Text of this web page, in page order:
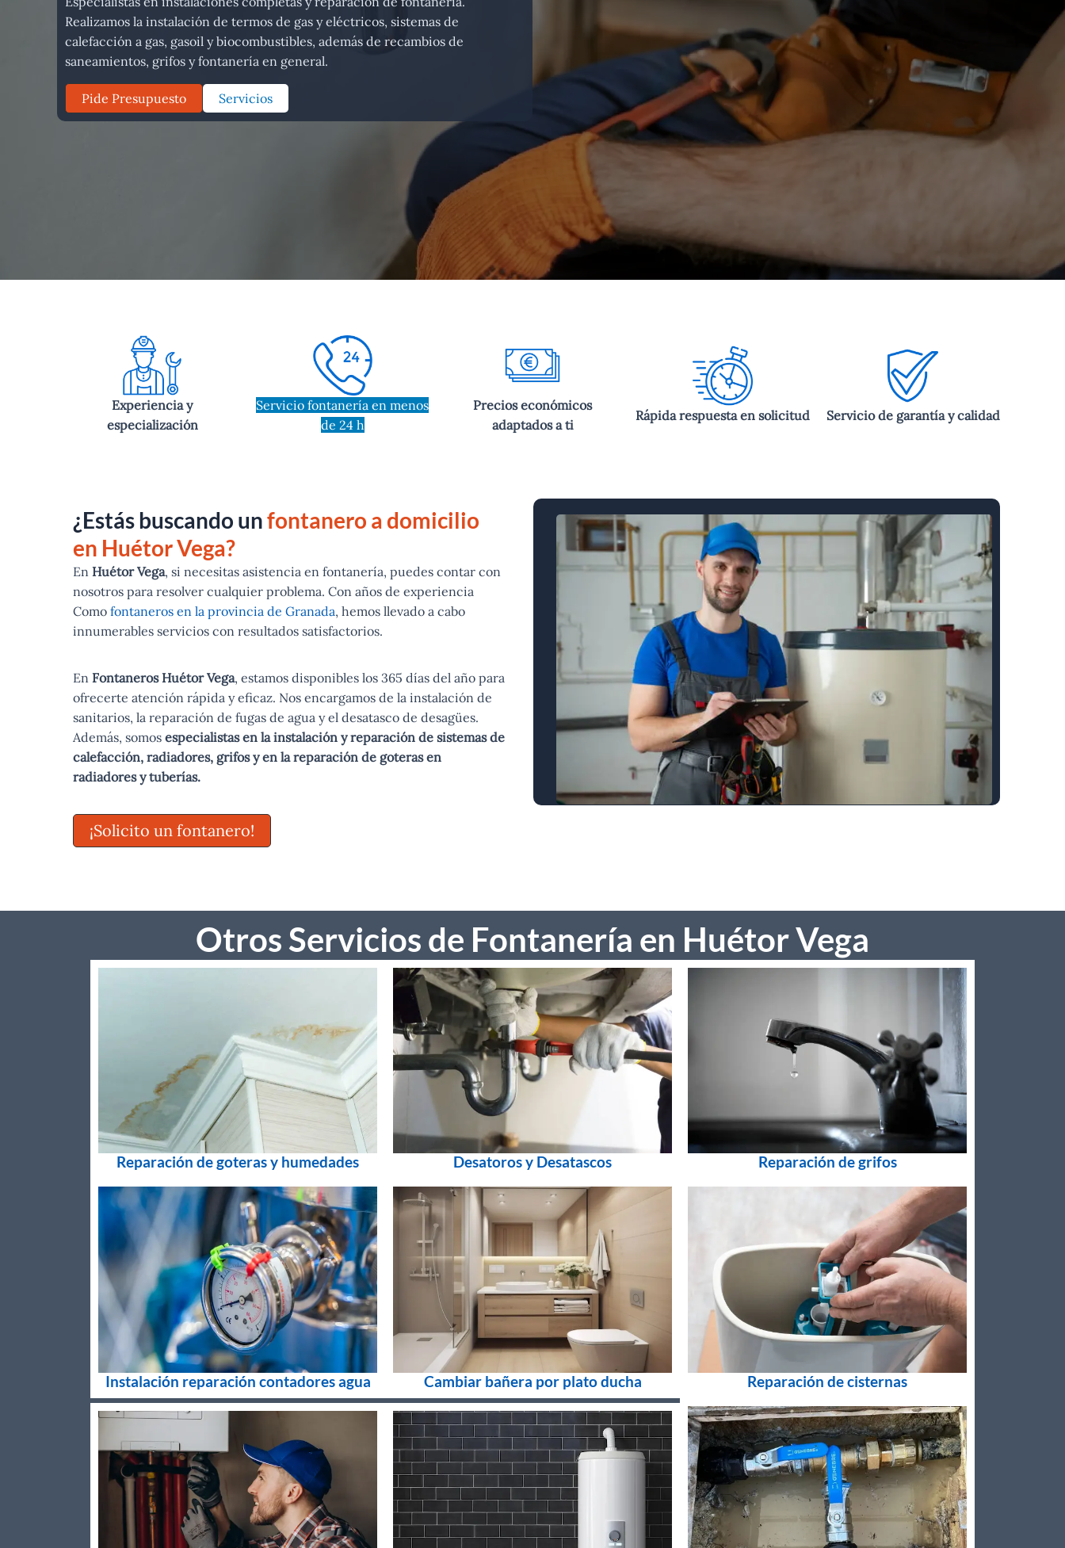
Realizamos la instalación de termos de gas y eléctricos, sistemas de
calefacción a gas, gasoil y biocombustibles, además de recambios de
saneamientos, grifos y fontanería en general.
Pide Presupuesto Servicios
Experiencia y
especialización
Servicio fontanería en menos
de 24 h
Precios económicos
adaptados a ti
Rápida respuesta en solicitud Servicio de garantía y calidad
¿Estás buscando unfontanero a domicilio
en Huétor Vega?
En Huétor Vega, si necesitas asistencia en fontanería, puedes contar con
nosotros para resolver cualquier problema. Con años de experiencia
Como fontaneros en la provincia de Granada, hemos llevado a cabo
innumerables servicios con resultados satisfactorios.
En Fontaneros Huétor Vega, estamos disponibles los 365 días del año para
ofrecerte atención rápida y eficaz. Nos encargamos de la instalación de
sanitarios, la reparación de fugas de agua y el desatasco de desagües.
Además, somos especialistas en la instalación y reparación de sistemas de
calefacción, radiadores, grifos y en la reparación de goteras en
radiadores y tuberías.
¡Solicito un fontanero!
Otros Servicios de Fontanería en Huétor Vega
Reparación de goteras y humedades Desatoros y Desatascos Reparación de grifos
Instalación reparación contadores agua Cambiar bañera por plato ducha Reparación de cisternas